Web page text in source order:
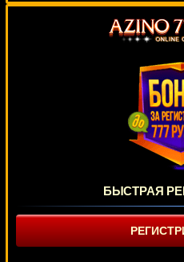
БЫСТРАЯ